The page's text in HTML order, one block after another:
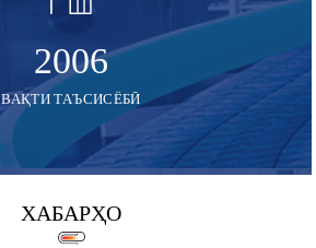
2006
ВАҚТИ ТАЪСИСЁБӢ
ХАБАРҲО